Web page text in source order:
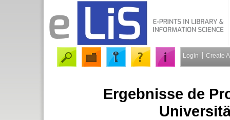
Login Create
Ergebnisse de